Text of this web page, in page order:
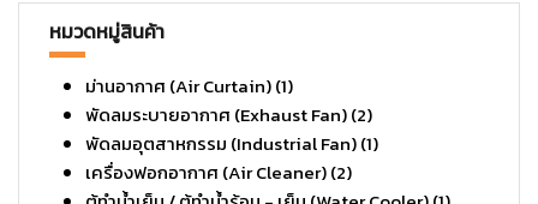
หมวดหมู่สินค้า
ม่านอากาศ (Air Curtain)(1)
พัดลมระบายอากาศ (Exhaust Fan)(2)
พัดลมอุตสาหกรรม (Industrial Fan)(1)
เครื่องฟอกอากาศ (Air Cleaner)(2)